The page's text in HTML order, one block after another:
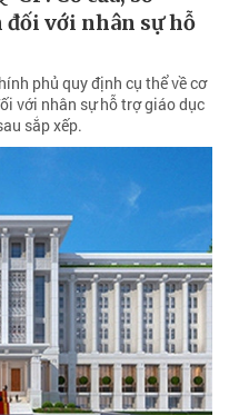
đối với nhân sự hỗ
phủ quy định cụ thể về cơ
với nhân sự hỗ trợ giáo dục
sắp xếp.